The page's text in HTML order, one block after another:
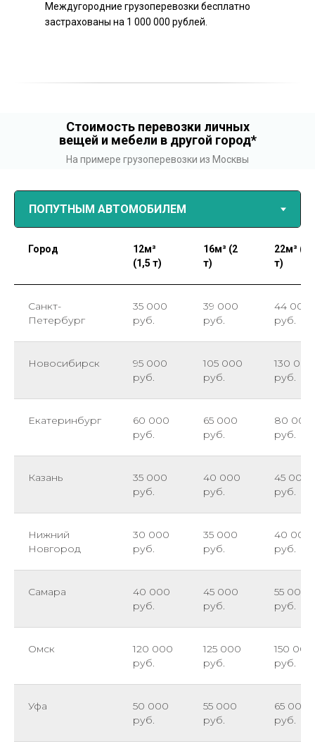
Междугородние грузоперевозки бесплатно
застрахованы на 1 000 000 рублей.
На примере грузоперевозки из Москвы
Стоимость перевозки личных
вещей и мебели в другой город*
Город
12м³
(1,5 т)
16м³ (2
т)
22м³ (3
т)
Санкт-
Петербург
35 000
руб.
39 000
руб.
44 000
руб.
Новосибирск
95 000
руб.
105 000
руб.
130 000
руб.
Екатеринбург
60 000
руб.
65 000
руб.
80 000
руб.
Казань
35 000
руб.
40 000
руб.
45 000
руб.
Нижний
Новгород
30 000
руб.
35 000
руб.
40 000
руб.
Самара
40 000
руб.
45 000
руб.
55 000
руб.
Омск
120 000
руб.
125 000
руб.
150 000
руб.
Уфа
50 000
руб.
55 000
руб.
65 000
руб.